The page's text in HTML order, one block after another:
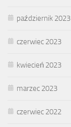
październik 2023
czerwiec 2023
kwiecień 2023
marzec 2023
czerwiec 2022